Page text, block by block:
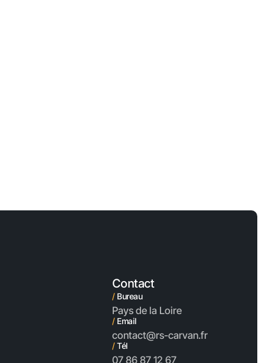
Contact
/Bureau
Pays de la Loire
/Email
contact@rs-carvan.fr
/Tél
07 86 87 12 67